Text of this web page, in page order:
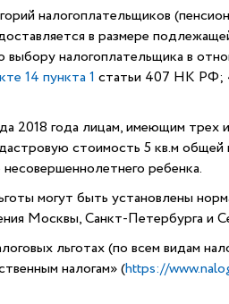
налогоплательщиков
в размере
выбору налогоплательщика в
14 пункта 1 статьи 407 НК РФ;
2018 года лицам, имеющим
стоимость 5 кв.м
ребенка.
могут быть установлены
Москвы, Санкт-Петербурга и
льготах (по всем видам
налогам» (https://